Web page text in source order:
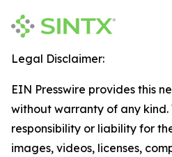
Legal Disclaimer:
EIN Presswire provides this
without warranty of any
responsibility or liability for
images, videos, licenses,